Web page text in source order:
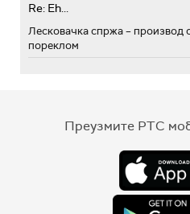
Re: Eh...
Лесковачка спржа – производ
пореклом
Преузмите РТС